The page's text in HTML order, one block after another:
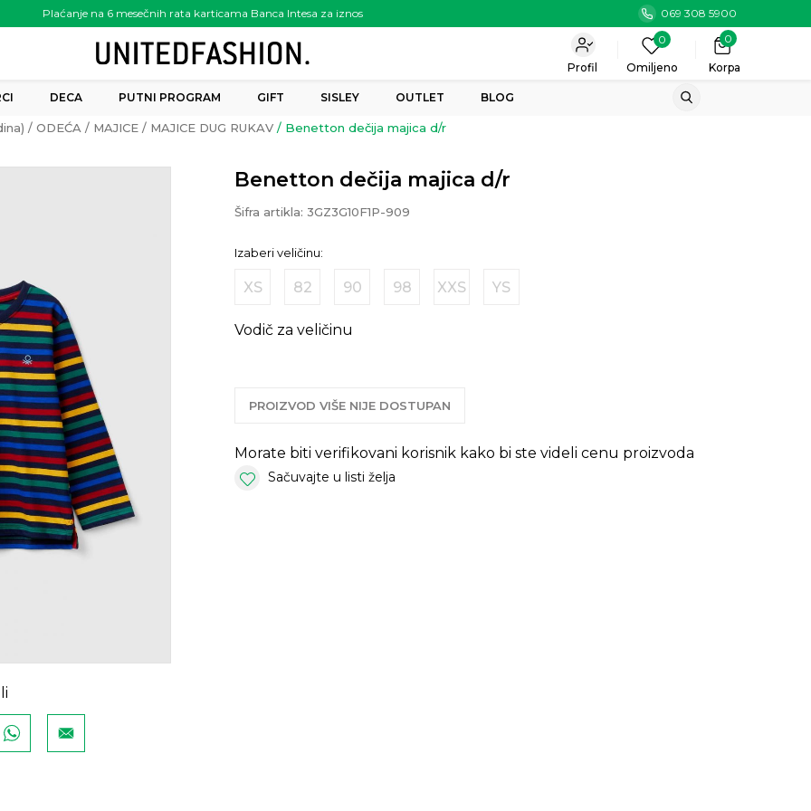
Plaćanje na 6 mesečnih rata karticama Banca Intesa za iznos
preko 6.000.00 rsd
069 308 5900
Korpa
0
0
Omiljeno
Profil
DECA PUTNI PROGRAM GIFT SISLEY OUTLET BLOG
ODEĆA MAJICE MAJICE DUG RUKAV Benetton dečija majica d/r
Benetton dečija majica d/r
Šifra artikla: 3GZ3G10F1P-909
Izaberi veličinu:
XS 82 90 98 XXS YS
Vodič za veličinu
PROIZVOD VIŠE NIJE DOSTUPAN
Morate biti verifikovani korisnik kako bi ste videli cenu proizvoda
Sačuvajte u listi želja